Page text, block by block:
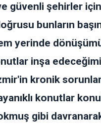
güvenli şehirler
bunların
yerinde
inşa
kronik
konutlar
gibi